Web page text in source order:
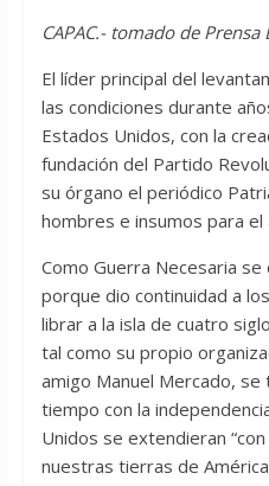
CAPAC.- tomado de Prensa
El líder principal del
las condiciones durante
Estados Unidos, con la
fundación del Partido
su órgano el periódico
hombres e insumos para el
Como Guerra Necesaria
porque dio continuidad a
librar a la isla de cuatro
tal como su propio
amigo Manuel Mercado,
tiempo con la
Unidos se extendieran
nuestras tierras de